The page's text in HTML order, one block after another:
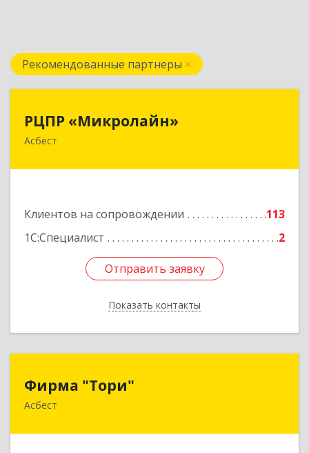
Рекомендованные партнеры
РЦПР «Микролайн»
Асбест
Клиентов на сопровождении
113
1С:Специалист
2
Отправить заявку
Показать контакты
РЦПР «Микролайн»
624272, Свердловская обл, Асбест г, имени В.И.
Отправить заявку
Назад
Фирма "Тори"
Асбест
624286, Свердловская обл, Асбест г, Малышева